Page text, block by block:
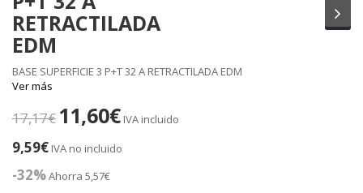
RETRACTILADA
EDM
BASE SUPERFICIE 3 P+T 32 A RETRACTILADA EDM
Ver más
17,17€ 11,60€ IVA incluido
9,59€ IVA no incluido
-32%Ahorra 5,57€